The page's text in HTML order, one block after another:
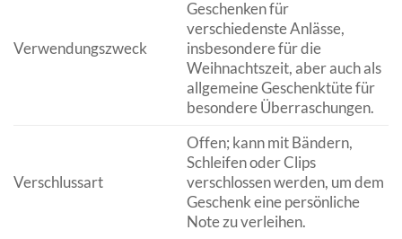
Verwendungszweck
Geschenken für
verschiedenste Anlässe,
insbesondere für die
Weihnachtszeit, aber auch als
allgemeine Geschenktüte für
besondere Überraschungen.
Verschlussart
Offen; kann mit Bändern,
Schleifen oder Clips
verschlossen werden, um dem
Geschenk eine persönliche
Note zu verleihen.